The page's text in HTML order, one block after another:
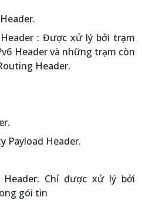
: Được xử lý bởi trạm
Header và những trạm còn
Header.
Payload Header.
Header: Chỉ được xử lý bởi
gói tin